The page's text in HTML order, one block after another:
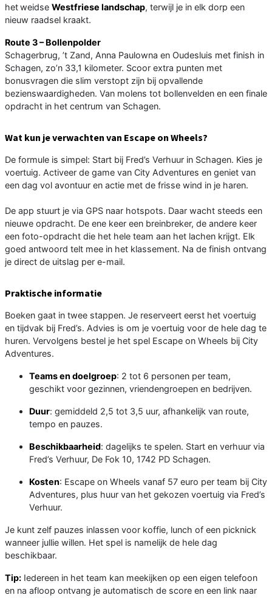
hetweidse Westfriese landschap, terwijl je in elk dorp een
nieuw raadsel kraakt.
Route 3 – Bollenpolder
Schagerbrug, ’t Zand, Anna Paulowna en Oudesluis met finish in
Schagen, zo’n 33,1 kilometer. Scoor extra punten met
bonusvragen die slim verstopt zijn bij opvallende
bezienswaardigheden. Van molens tot bollenvelden en een finale
opdracht in het centrum van Schagen.
Wat kun je verwachten van Escape on Wheels?
De formule is simpel: Start bij Fred’s Verhuur in Schagen. Kies je
voertuig. Activeer de game van City Adventures en geniet van
een dag vol avontuur en actie met de frisse wind in je haren.
De app stuurt je via GPS naar hotspots. Daar wacht steeds een
nieuwe opdracht. De ene keer een breinbreker, de andere keer
een foto-opdracht die het hele team aan het lachen krijgt. Elk
goed antwoord telt mee in het klassement. Na de finish ontvang
je direct de uitslag per e-mail.
Praktische informatie
Boeken gaat in twee stappen. Je reserveert eerst het voertuig
en tijdvak bij Fred’s. Advies is om je voertuig voor de hele dag te
huren. Vervolgens bestel je het spel Escape on Wheels bij City
Adventures.
Teams en doelgroep: 2 tot 6 personen per team,
geschikt voor gezinnen, vriendengroepen en bedrijven.
Duur: gemiddeld 2,5 tot 3,5 uur, afhankelijk van route,
tempo en pauzes.
Beschikbaarheid: dagelijks te spelen. Start en verhuur via
Fred’s Verhuur, De Fok 10, 1742 PD Schagen.
Kosten: Escape on Wheels vanaf 57 euro per team bij City
Adventures, plus huur van het gekozen voertuig via Fred’s
Verhuur.
Je kunt zelf pauzes inlassen voor koffie, lunch of een picknick
wanneer jullie willen. Het spel is namelijk de hele dag
beschikbaar.
Tip: Iedereen in het team kan meekijken op een eigen telefoon
en na afloop ontvang je automatisch de score en een link naar